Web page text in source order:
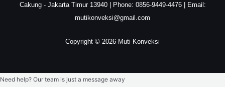
Cakung - Jakarta Timur 13940 | Phone: 0856-9449-4476 | Email:
mutikonveksi@gmail.com
Copyright © 2026 Muti Konveksi
Need help? Our team is just a message away